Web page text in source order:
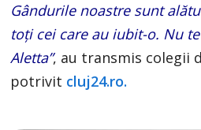
Gândurile noastre sunt
toți cei care au iubit-o. Nu
Aletta”, au transmis colegii
potrivit cluj24.ro.